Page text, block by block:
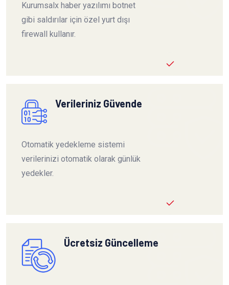
Kurumsalx haber yazılımı botnet
gibi saldırılar için özel yurt dışı
firewall kullanır.
Verileriniz Güvende
Otomatik yedekleme sistemi
verilerinizi otomatik olarak günlük
yedekler.
Ücretsiz Güncelleme